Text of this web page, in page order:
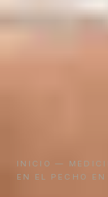
INICIO —
EN EL PECHO EN